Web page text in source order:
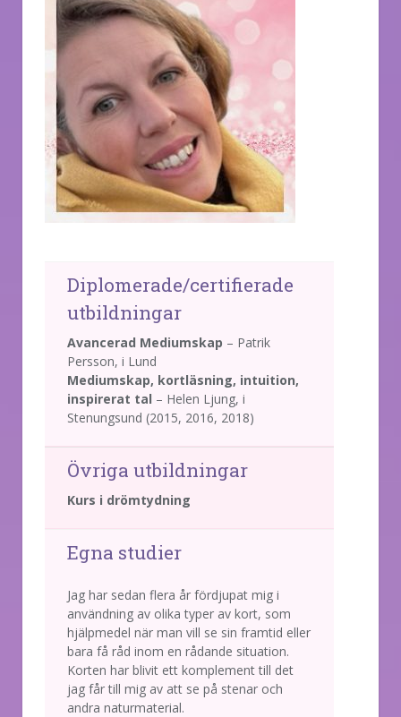
Diplomerade/certifierade
utbildningar
Avancerad Mediumskap – Patrik
Persson, i Lund
Mediumskap, kortläsning, intuition,
inspirerat tal – Helen Ljung, i
Stenungsund (2015, 2016, 2018)
Övriga utbildningar
Kurs i drömtydning
Egna studier
Jag har sedan flera år fördjupat mig i
användning av olika typer av kort, som
hjälpmedel när man vill se sin framtid eller
bara få råd inom en rådande situation.
Korten har blivit ett komplement till det
jag får till mig av att se på stenar och
andra naturmaterial.